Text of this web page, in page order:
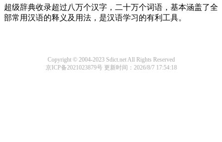
超级辞典收录超过八万个汉字，二十万个词语，基本涵盖了全
部常用汉语的释义及用法，是汉语学习的有利工具。
Copyright © 2004-2023 Sdict.net All Rights Reserved
京ICP备2021023879号更新时间：2026/8/7 17:54:18